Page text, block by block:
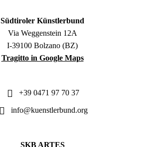
Südtiroler Künstlerbund
Via Weggenstein 12A
I-39100 Bolzano (BZ)
Tragitto in Google Maps
+39 0471 97 70 37
info@kuenstlerbund.org
SKB ARTES